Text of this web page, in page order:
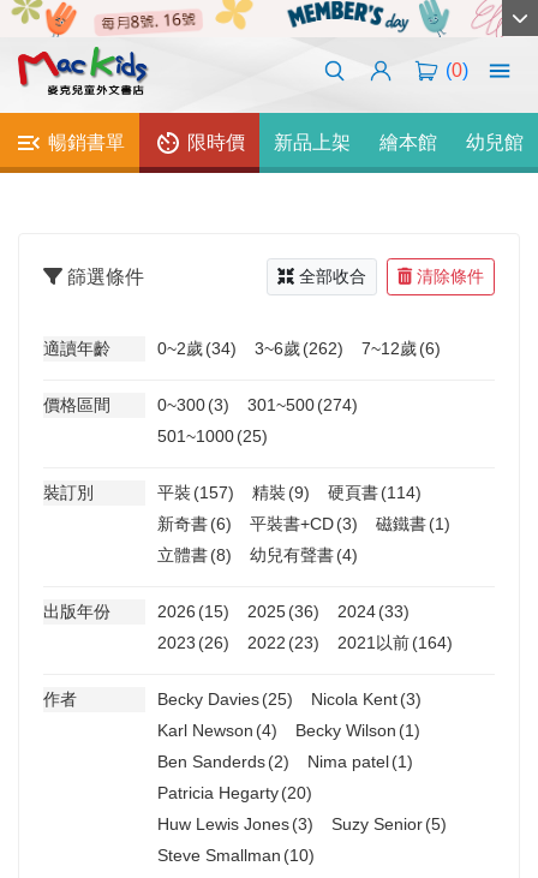
(0)
暢銷書單 限時價 新品上架 繪本館 幼兒館
篩選條件 全部收合 清除條件
適讀年齡 0~2歲(34) 3~6歲(262) 7~12歲(6)
價格區間 0~300(3) 301~500(274)
501~1000(25)
裝訂別 平裝 (157) 精裝 (9) 硬頁書(114)
新奇書(6) 平裝書+CD(3) 磁鐵書(1)
立體書(8) 幼兒有聲書(4)
出版年份 2026 (15) 2025(36) 2024(33)
2023 (26) 2022 (23) 2021以前(164)
作者 Becky Davies(25) Nicola Kent(3)
Karl Newson (4) Becky Wilson (1)
Ben Sanderds(2) Nima patel(1)
Patricia Hegarty(20)
Huw Lewis Jones(3) Suzy Senior(5)
Steve Smallman (10)